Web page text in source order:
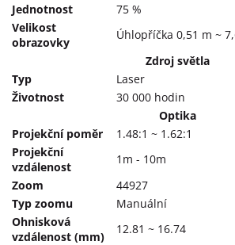
Jednotnost
75 %
Velikost
obrazovky
Úhlopříčka 0,51 m ~
Zdroj světla
Typ
Laser
Životnost
30 000 hodin
Optika
Projekční poměr
1.48:1 ~ 1.62:1
Projekční
vzdálenost
1m - 10m
Zoom
44927
Typ zoomu
Manuální
Ohnisková
vzdálenost (mm)
12.81 ~ 16.74